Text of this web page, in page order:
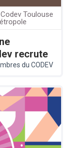
Toulouse
recrute
du CODEV